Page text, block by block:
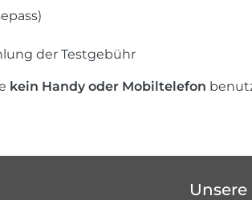
der Testgebühr
kein Handy oder Mobiltelefon
Unsere